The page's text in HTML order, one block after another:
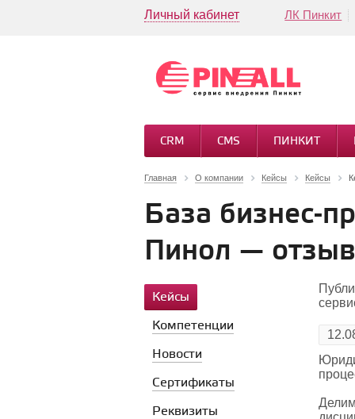
Личный кабинет ЛК Пинкит
CRM CMS ПИНКИТ
Главная О компании Кейсы Кейсы
База бизнес-
Пинол —
Кейсы
Компетенции
Новости
Сертификаты
Реквизиты